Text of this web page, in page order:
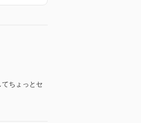
ちょっとセ